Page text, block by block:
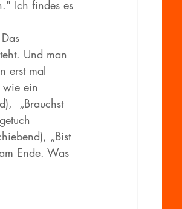
Ich findes es
Und man
erst mal
wie ein
„Brauchst
„Bist
Ende. Was